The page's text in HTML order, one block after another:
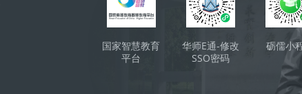
国家智慧教育
平台
华师E通-修改
SSO密码
砺儒小